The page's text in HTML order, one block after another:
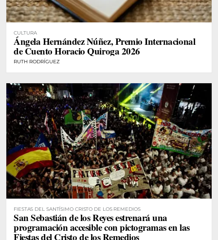
CULTURA
Ángela Hernández Núñez, Premio Internacional
de Cuento Horacio Quiroga 2026
RUTH RODRÍGUEZ
FIESTAS DEL SANTÍSIMO CRISTO DE LOS REMEDIOS
San Sebastián de los Reyes estrenará una
programación accesible con pictogramas en las
Fiestas del Cristo de los Remedios